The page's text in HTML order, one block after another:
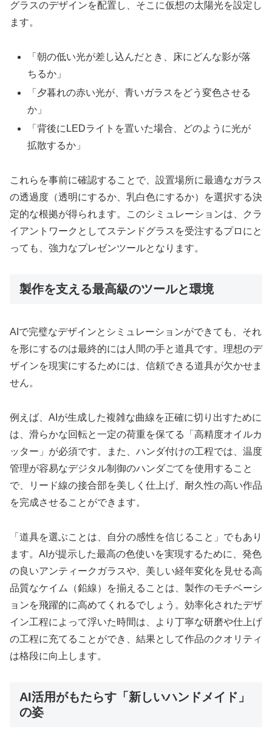
グラスのデザインを配置し、そこに仮想の太陽光を設定し
ます。
「朝の低い光が差し込んだとき、床にどんな影が落
ちるか」
「夕暮れの赤い光が、青いガラスをどう変色させる
か」
「背後にLEDライトを置いた場合、どのように光が
拡散するか」
これらを事前に確認することで、設置場所に最適なガラス
の透過度（透明にするか、乳白色にするか）を選択する決
定的な根拠が得られます。このシミュレーションは、クラ
イアントワークとしてステンドグラスを受注するプロにと
っても、強力なプレゼンツールとなります。
製作を支える最高級のツールと環境
AIで完璧なデザインとシミュレーションができても、それ
を形にするのは最終的には人間の手と道具です。理想のデ
ザインを現実にするためには、信頼できる道具が欠かせま
せん。
例えば、AIが生成した複雑な曲線を正確に切り出すために
は、滑らかな回転と一定の荷重を保てる「高精度オイルカ
ッター」が必須です。また、ハンダ付けの工程では、温度
管理が容易なデジタル制御のハンダごてを使用すること
で、リード線の接合部を美しく仕上げ、耐久性の高い作品
を完成させることができます。
「道具を選ぶことは、自分の感性を信じること」でもあり
ます。AIが提示した最高の色使いを実現するために、発色
の良いアンティークガラスや、美しい経年変化を見せる高
品質なケイム（鉛線）を揃えることは、製作のモチベーシ
ョンを飛躍的に高めてくれるでしょう。効率化されたデザ
イン工程によって浮いた時間は、より丁寧な研磨や仕上げ
の工程に充てることができ、結果として作品のクオリティ
は格段に向上します。
AI活用がもたらす「新しいハンドメイド」
の姿